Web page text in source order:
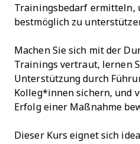
Trainingsbedarf ermitteln,
bestmöglich zu
Machen Sie sich mit der
Trainings vertraut, lernen
Unterstützung durch
Kolleg*innen sichern, und
Erfolg einer Maßnahme
Dieser Kurs eignet sich